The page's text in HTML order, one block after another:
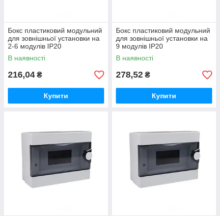
Бокс пластиковий модульний
для зовнішньої установки на
2-6 модулів IP20
В наявності
216,04 ₴
Купити
Бокс пластиковий модульний
для зовнішньої установки на
9 модулів IP20
В наявності
278,52 ₴
Купити